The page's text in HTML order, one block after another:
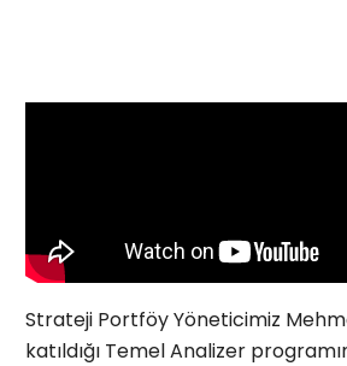
Strateji Portföy Yöneticimiz
katıldığı Temel Analizer